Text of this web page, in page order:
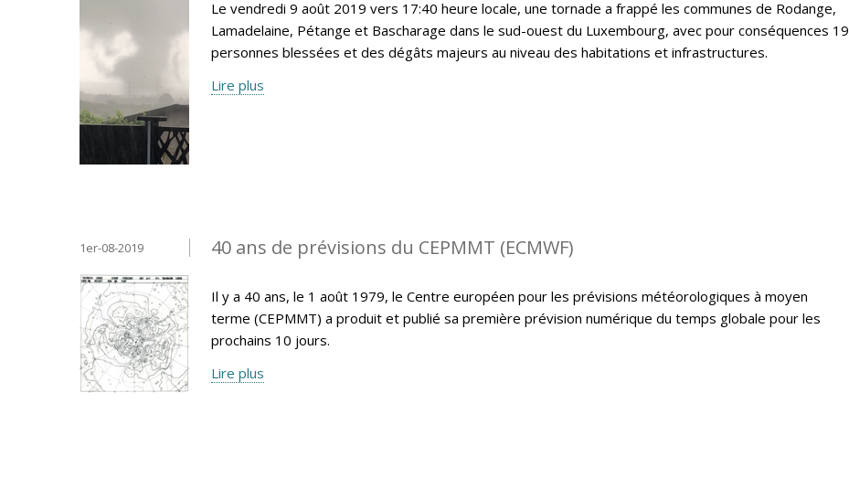
Le vendredi 9 août 2019 vers 17:40 heure locale, une tornade a frappé les communes de Rodange,
Lamadelaine, Pétange et Bascharage dans le sud-ouest du Luxembourg, avec pour conséquences 19
personnes blessées et des dégâts majeurs au niveau des habitations et infrastructures.
Lire plus
40 ans de prévisions du CEPMMT (ECMWF)
1er-08-2019
Il y a 40 ans, le 1 août 1979, le Centre européen pour les prévisions météorologiques à moyen
terme (CEPMMT) a produit et publié sa première prévision numérique du temps globale pour les
prochains 10 jours.
Lire plus